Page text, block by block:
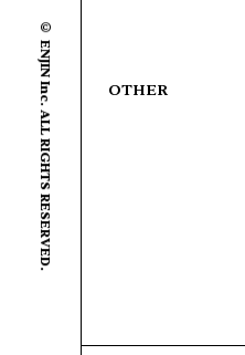
© ENJIN Inc. ALL RIGHTS RESERVED.
OTHER